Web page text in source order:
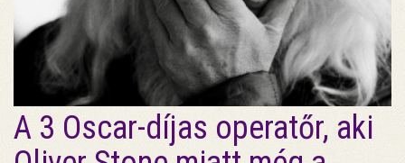
A 3 Oscar-díjas operatőr, aki